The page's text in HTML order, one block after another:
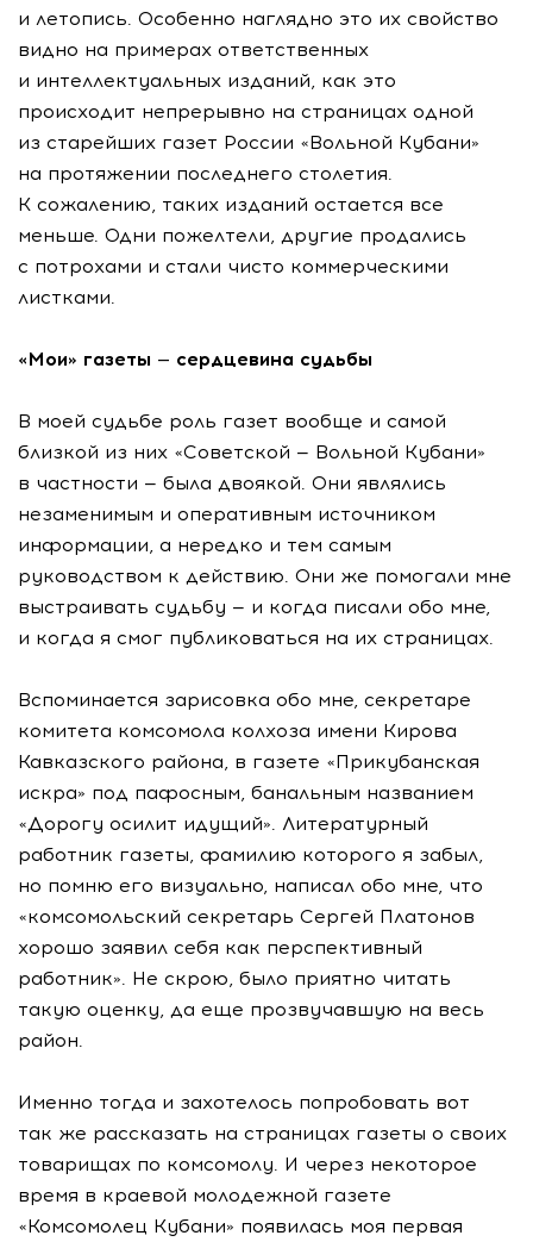
и летопись. Особенно наглядно это их свойство
видно на примерах ответственных
и интеллектуальных изданий, как это
происходит непрерывно на страницах одной
из старейших газет России «Вольной Кубани»
на протяжении последнего столетия.
К сожалению, таких изданий остается все
меньше. Одни пожелтели, другие продались
с потрохами и стали чисто коммерческими
листками.
«Мои» газеты — сердцевина судьбы
В моей судьбе роль газет вообще и самой
близкой из них «Советской — Вольной Кубани»
в частности — была двоякой. Они являлись
незаменимым и оперативным источником
информации, а нередко и тем самым
руководством к действию. Они же помогали мне
выстраивать судьбу — и когда писали обо мне,
и когда я смог публиковаться на их страницах.
Вспоминается зарисовка обо мне, секретаре
комитета комсомола колхоза имени Кирова
Кавказского района, в газете «Прикубанская
искра» под пафосным, банальным названием
«Дорогу осилит идущий». Литературный
работник газеты, фамилию которого я забыл,
но помню его визуально, написал обо мне, что
«комсомольский секретарь Сергей Платонов
хорошо заявил себя как перспективный
работник». Не скрою, было приятно читать
такую оценку, да еще прозвучавшую на весь
район.
Именно тогда и захотелось попробовать вот
так же рассказать на страницах газеты о своих
товарищах по комсомолу. И через некоторое
время в краевой молодежной газете
«Комсомолец Кубани» появилась моя первая